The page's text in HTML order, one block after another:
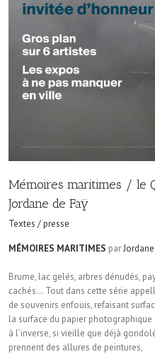
Mémoires maritimes / le
Jordane de Faÿ
Textes / presse
MÉMOIRES MARITIMES par
Brume, lac gelés, arbres dénudés,
cachés… Tout dans cette série
de souvenirs enfouis, refaisant
la surface du papier
à l’inverse, si vieille que déjà
prennent des allures de peintures,